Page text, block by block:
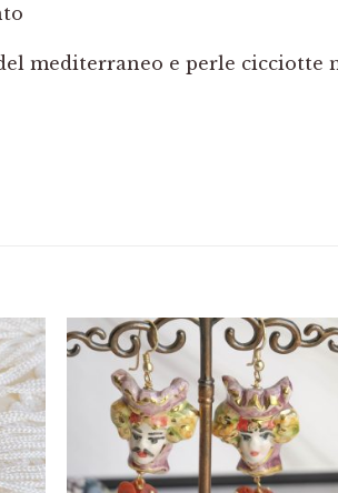
mediterraneo e perle cicciotte